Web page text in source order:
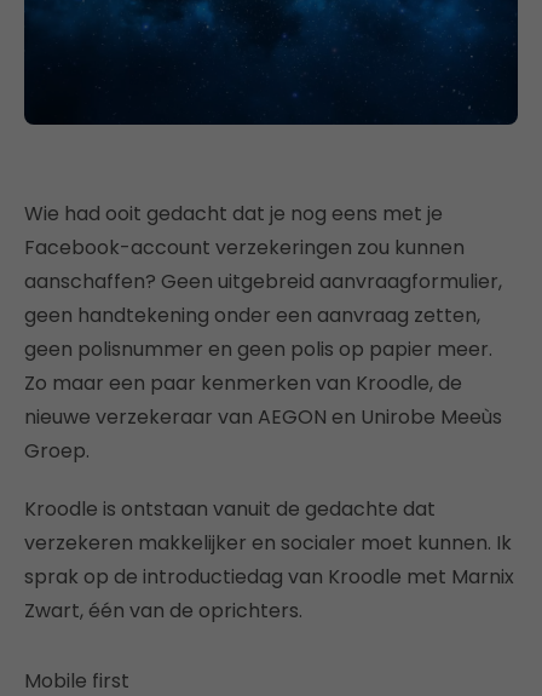
Wie had ooit gedacht dat je nog eens met je
Facebook-account verzekeringen zou kunnen
aanschaffen? Geen uitgebreid aanvraagformulier,
geen handtekening onder een aanvraag zetten,
geen polisnummer en geen polis op papier meer.
Zo maar een paar kenmerken van Kroodle, de
nieuwe verzekeraar van AEGON en Unirobe Meeùs
Groep.
Kroodle is ontstaan vanuit de gedachte dat
verzekeren makkelijker en socialer moet kunnen. Ik
sprak op de introductiedag van Kroodle met Marnix
Zwart, één van de oprichters.
Mobile first